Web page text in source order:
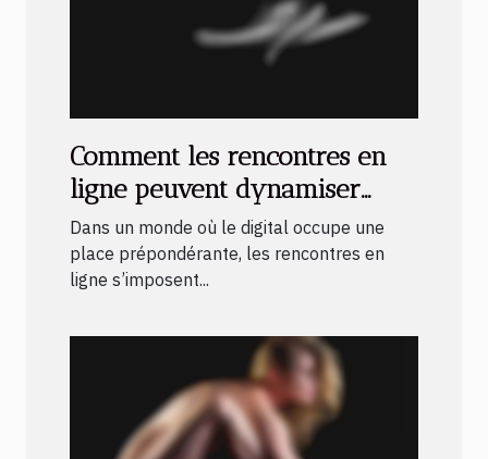
Comment les rencontres en
ligne peuvent dynamiser
votre vie sociale ?
Dans un monde où le digital occupe une
place prépondérante, les rencontres en
ligne s’imposent...